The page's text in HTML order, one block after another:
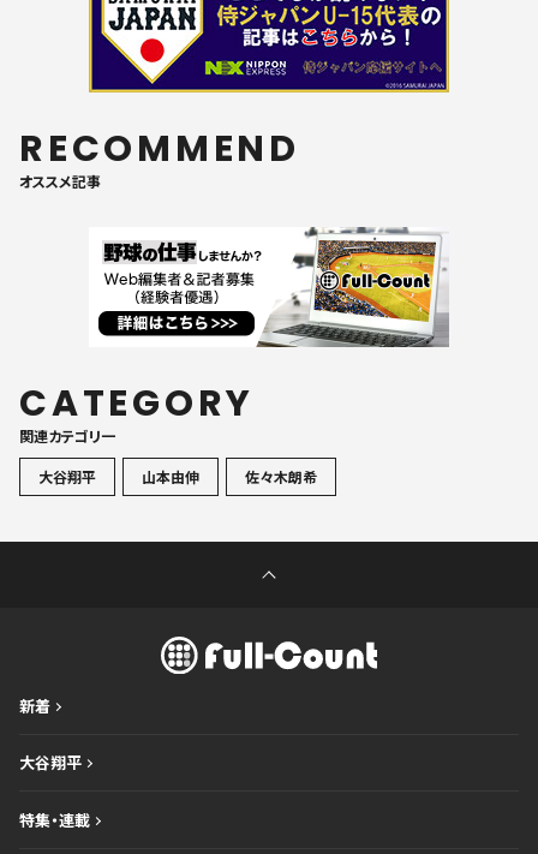
RECOMMEND
オススメ記事
CATEGORY
関連カテゴリ一
大谷翔平
山本由伸 佐々木朗希
新着
大谷翔平
特集・連載